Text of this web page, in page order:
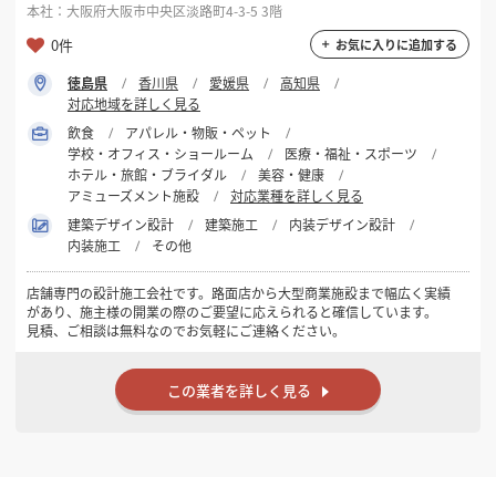
会社ではなく、開業のパートナーでありたい。ただそれだけです。
「まだ物件も決まっていない」「予算が合うか分からない」——そうい
う段階のご相談こそ、いちばんお役に立てます。一緒に、いいお店をつ
くりましょう。
株式会社エムトラスト 代表取締役 高橋 勘太
■ YouTube・SNSのご案内
代表がYouTube「内装工事ちゃんねる」で、内装業界のブラックボック
スをなくすことをテーマに発信しています。飲食店開業の流れをまとめ
た完全解説動画のほか、費用の内訳、業者の選び方、実際にあった失敗
事例なども公開しています。ご相談の前に、どんな人間が担当するのか
もぜひご覧ください。
千葉県/店舗内装/ローコスト/ワンストップ・物件探しサポート/エムト
ラスト/商叶空間建築labo/デザイン/デザイナーズ/設計事務所/内装施工/
低予算/低価格/高品質/店舗開業/店舗探し/人気/おしゃれ
本社：大阪府大阪市中央区淡路町4-3-5 3階
0件 お気に入りに追加する
徳島県 香川県 愛媛県
高知県
対応地域を詳しく見る
飲食
アパレル・物販・ペット
学校・オフィス・ショールーム
医療・福祉・スポーツ
ホテル・旅館・ブライダル
美容・健康
アミューズメント施設
対応業種を詳しく見る
建築デザイン設計
建築施工
内装デザイン設計
内装施工
その他
店舗専門の設計施工会社です。路面店から大型商業施設まで幅広く実績
があり、施主様の開業の際のご要望に応えられると確信しています。
見積、ご相談は無料なのでお気軽にご連絡ください。
この業者を詳しく見る